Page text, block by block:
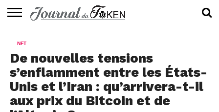
📰
EVALUATION
GUIDE
TENDANCES
À
CONTACTEZ-
NFT
De nouvelles tensions
s’enflamment entre les États-
Unis et l’Iran : qu’arrivera-t-il
aux prix du Bitcoin et de